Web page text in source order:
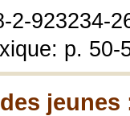
2-923234-
p. 50-
jeunes